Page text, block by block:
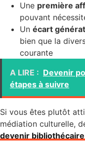
Une première
pouvant
Un écart
bien que la
courante
A LIRE : Devenir
étapes à suivre
Si vous êtes plutôt
médiation culturelle,
devenir